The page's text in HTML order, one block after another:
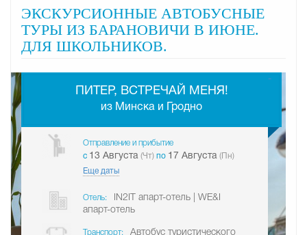
ЭКСКУРСИОННЫЕ АВТОБУСНЫЕ
ТУРЫ ИЗ БАРАНОВИЧИ В ИЮНЕ.
ДЛЯ ШКОЛЬНИКОВ.
ПИТЕР, ВСТРЕЧАЙ МЕНЯ!
из Минска и Гродно
Отправление и прибытие
c 13 Августа (Чт) по 17 Августа (Пн)
Еще даты
Отель:
IN2IT апарт-отель | WE&I
апарт-отель
Транспорт: Автобус туристического
-